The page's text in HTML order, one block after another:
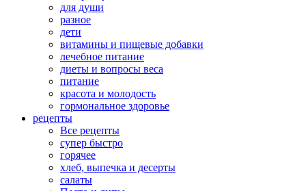
для души
разное
дети
витамины и пищевые добавки
лечебное питание
диеты и вопросы веса
питание
красота и молодость
гормональное здоровье
рецепты
Все рецепты
супер быстро
горячее
хлеб, выпечка и десерты
салаты